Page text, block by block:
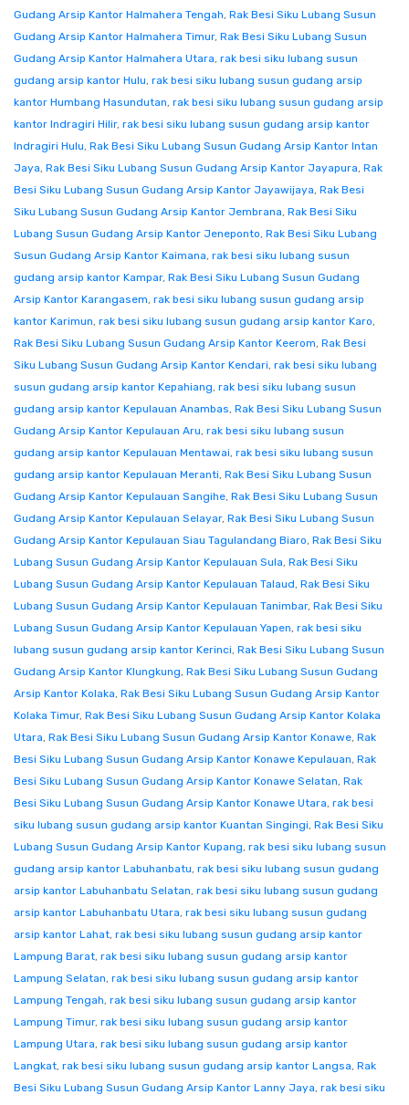
Gudang Arsip Kantor Halmahera Tengah, Rak Besi Siku Lubang Susun
Gudang Arsip Kantor Halmahera Timur, Rak Besi Siku Lubang Susun
Gudang Arsip Kantor Halmahera Utara, rak besi siku lubang susun
gudang arsip kantor Hulu, rak besi siku lubang susun gudang arsip
kantor Humbang Hasundutan, rak besi siku lubang susun gudang arsip
kantor Indragiri Hilir, rak besi siku lubang susun gudang arsip kantor
Indragiri Hulu, Rak Besi Siku Lubang Susun Gudang Arsip Kantor Intan
Jaya, Rak Besi Siku Lubang Susun Gudang Arsip Kantor Jayapura, Rak
Besi Siku Lubang Susun Gudang Arsip Kantor Jayawijaya, Rak Besi
Siku Lubang Susun Gudang Arsip Kantor Jembrana, Rak Besi Siku
Lubang Susun Gudang Arsip Kantor Jeneponto, Rak Besi Siku Lubang
Susun Gudang Arsip Kantor Kaimana, rak besi siku lubang susun
gudang arsip kantor Kampar, Rak Besi Siku Lubang Susun Gudang
Arsip Kantor Karangasem, rak besi siku lubang susun gudang arsip
kantor Karimun, rak besi siku lubang susun gudang arsip kantor Karo,
Rak Besi Siku Lubang Susun Gudang Arsip Kantor Keerom, Rak Besi
Siku Lubang Susun Gudang Arsip Kantor Kendari, rak besi siku lubang
susun gudang arsip kantor Kepahiang, rak besi siku lubang susun
gudang arsip kantor Kepulauan Anambas, Rak Besi Siku Lubang Susun
Gudang Arsip Kantor Kepulauan Aru, rak besi siku lubang susun
gudang arsip kantor Kepulauan Mentawai, rak besi siku lubang susun
gudang arsip kantor Kepulauan Meranti, Rak Besi Siku Lubang Susun
Gudang Arsip Kantor Kepulauan Sangihe, Rak Besi Siku Lubang Susun
Gudang Arsip Kantor Kepulauan Selayar, Rak Besi Siku Lubang Susun
Gudang Arsip Kantor Kepulauan Siau Tagulandang Biaro, Rak Besi Siku
Lubang Susun Gudang Arsip Kantor Kepulauan Sula, Rak Besi Siku
Lubang Susun Gudang Arsip Kantor Kepulauan Talaud, Rak Besi Siku
Lubang Susun Gudang Arsip Kantor Kepulauan Tanimbar, Rak Besi Siku
Lubang Susun Gudang Arsip Kantor Kepulauan Yapen, rak besi siku
lubang susun gudang arsip kantor Kerinci, Rak Besi Siku Lubang Susun
Gudang Arsip Kantor Klungkung, Rak Besi Siku Lubang Susun Gudang
Arsip Kantor Kolaka, Rak Besi Siku Lubang Susun Gudang Arsip Kantor
Kolaka Timur, Rak Besi Siku Lubang Susun Gudang Arsip Kantor Kolaka
Utara, Rak Besi Siku Lubang Susun Gudang Arsip Kantor Konawe, Rak
Besi Siku Lubang Susun Gudang Arsip Kantor Konawe Kepulauan, Rak
Besi Siku Lubang Susun Gudang Arsip Kantor Konawe Selatan, Rak
Besi Siku Lubang Susun Gudang Arsip Kantor Konawe Utara, rak besi
siku lubang susun gudang arsip kantor Kuantan Singingi, Rak Besi Siku
Lubang Susun Gudang Arsip Kantor Kupang, rak besi siku lubang susun
gudang arsip kantor Labuhanbatu, rak besi siku lubang susun gudang
arsip kantor Labuhanbatu Selatan, rak besi siku lubang susun gudang
arsip kantor Labuhanbatu Utara, rak besi siku lubang susun gudang
arsip kantor Lahat, rak besi siku lubang susun gudang arsip kantor
Lampung Barat, rak besi siku lubang susun gudang arsip kantor
Lampung Selatan, rak besi siku lubang susun gudang arsip kantor
Lampung Tengah, rak besi siku lubang susun gudang arsip kantor
Lampung Timur, rak besi siku lubang susun gudang arsip kantor
Lampung Utara, rak besi siku lubang susun gudang arsip kantor
Langkat, rak besi siku lubang susun gudang arsip kantor Langsa, Rak
Besi Siku Lubang Susun Gudang Arsip Kantor Lanny Jaya, rak besi siku